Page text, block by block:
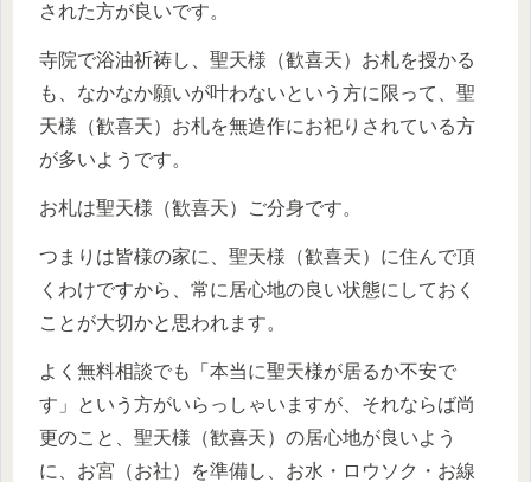
された方が良いです。
寺院で浴油祈祷し、聖天様（歓喜天）お札を授かる
も、なかなか願いが叶わないという方に限って、聖
天様（歓喜天）お札を無造作にお祀りされている方
が多いようです。
お札は聖天様（歓喜天）ご分身です。
つまりは皆様の家に、聖天様（歓喜天）に住んで頂
くわけですから、常に居心地の良い状態にしておく
ことが大切かと思われます。
よく無料相談でも「本当に聖天様が居るか不安で
す」という方がいらっしゃいますが、それならば尚
更のこと、聖天様（歓喜天）の居心地が良いよう
に、お宮（お社）を準備し、お水・ロウソク・お線